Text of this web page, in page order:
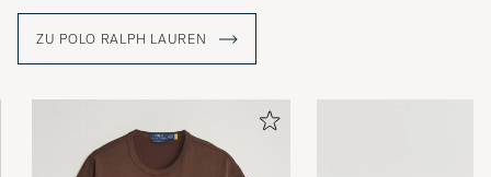
ZU POLO RALPH LAUREN